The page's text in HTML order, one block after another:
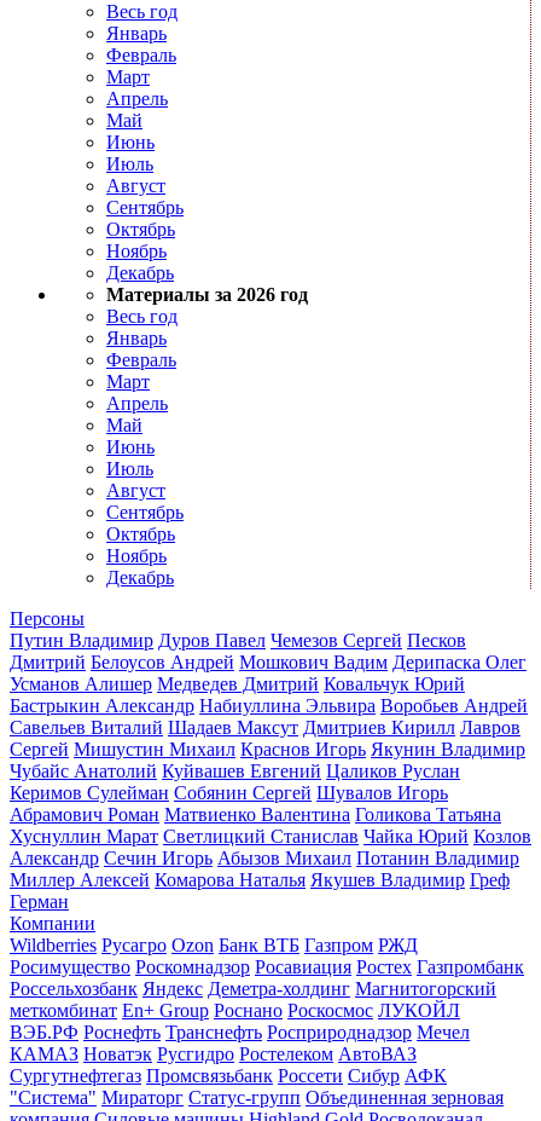
Весь год
Январь
Февраль
Март
Апрель
Май
Июнь
Июль
Август
Сентябрь
Октябрь
Ноябрь
Декабрь
Материалы за 2026 год
Весь год
Январь
Февраль
Март
Апрель
Май
Июнь
Июль
Август
Сентябрь
Октябрь
Ноябрь
Декабрь
Персоны
Путин Владимир Дуров Павел Чемезов Сергей Песков
Дмитрий Белоусов Андрей Мошкович Вадим Дерипаска Олег
Усманов Алишер Медведев Дмитрий Ковальчук Юрий
Бастрыкин Александр Набиуллина Эльвира Воробьев Андрей
Савельев Виталий Шадаев Максут Дмитриев Кирилл Лавров
Сергей Мишустин Михаил Краснов Игорь Якунин Владимир
Чубайс Анатолий Куйвашев Евгений Цаликов Руслан
Керимов Сулейман Собянин Сергей Шувалов Игорь
Абрамович Роман Матвиенко Валентина Голикова Татьяна
Хуснуллин Марат Светлицкий Станислав Чайка Юрий Козлов
Александр Сечин Игорь Абызов Михаил Потанин Владимир
Миллер Алексей Комарова Наталья Якушев Владимир Греф
Герман
Компании
Wildberries Русагро Ozon Банк ВТБ Газпром РЖД
Росимущество Роскомнадзор Росавиация Ростех Газпромбанк
Россельхозбанк Яндекс Деметра-холдинг Магнитогорский
меткомбинат En+ Group Роснано Роскосмос ЛУКОЙЛ
ВЭБ.РФ Роснефть Транснефть Росприроднадзор Мечел
КАМАЗ Новатэк Русгидро Ростелеком АвтоВАЗ
Сургутнефтегаз Промсвязьбанк Россети Сибур АФК
"Система" Мираторг Статус-групп Объединенная зерновая